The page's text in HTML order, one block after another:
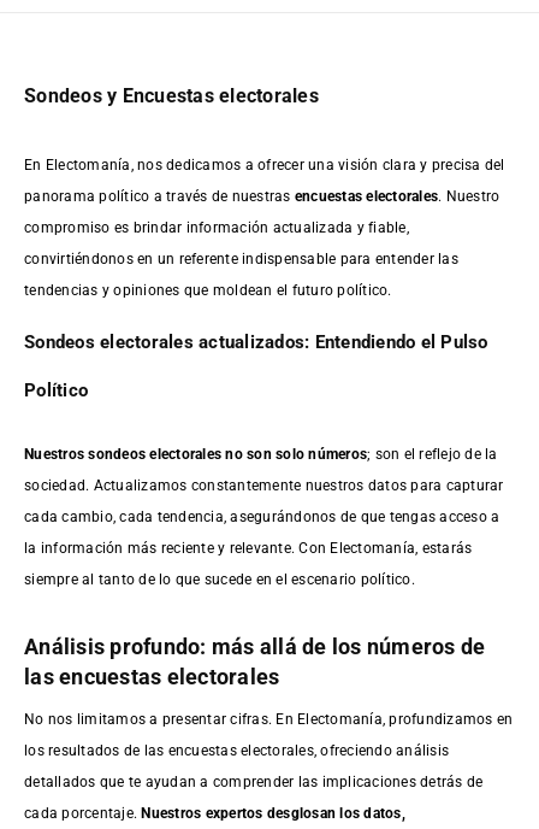
Sondeos y Encuestas electorales
En Electomanía, nos dedicamos a ofrecer una visión clara y precisa del
panorama político a través de nuestras encuestas electorales. Nuestro
compromiso es brindar información actualizada y fiable,
convirtiéndonos en un referente indispensable para entender las
tendencias y opiniones que moldean el futuro político.
Sondeos electorales actualizados: Entendiendo el Pulso
Político
Nuestros sondeos electorales no son solo números; son el reflejo de la
sociedad. Actualizamos constantemente nuestros datos para capturar
cada cambio, cada tendencia, asegurándonos de que tengas acceso a
la información más reciente y relevante. Con Electomanía, estarás
siempre al tanto de lo que sucede en el escenario político.
Análisis profundo: más allá de los números de
las encuestas electorales
No nos limitamos a presentar cifras. En Electomanía, profundizamos en
los resultados de las encuestas electorales, ofreciendo análisis
detallados que te ayudan a comprender las implicaciones detrás de
cada porcentaje. Nuestros expertos desglosan los datos,